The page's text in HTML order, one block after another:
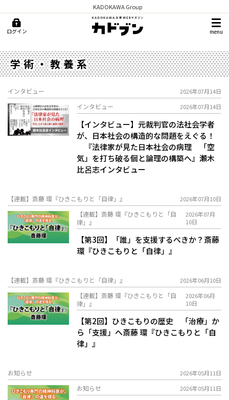
KADOKAWA Group
ログイン menu
学術・教養系
インタビュー 2026年07月14日
インタビュー 2026年07月14日
【インタビュー】元裁判官の法社会学者
が、日本社会の構造的な問題をえぐる！
『法律家が見た日本社会の病理 「空
気」を打ち破る個と論理の構築へ』瀬木
比呂志インタビュー
【連載】斎藤 環『ひきこもりと「自律」』 2026年07月10日
【連載】斎藤 環『ひきこもりと「自
律」』
2026年07月
10日
【第3回】「誰」を支援するべきか？――斎藤
環『ひきこもりと「自律」』
【連載】斎藤 環『ひきこもりと「自律」』 2026年06月10日
【連載】斎藤 環『ひきこもりと「自
律」』
2026年06月
10日
【第2回】ひきこもりの歴史 「治療」か
ら「支援」へ――斎藤 環『ひきこもりと「自
律」』
お知らせ 2026年05月11日
お知らせ 2026年05月11日